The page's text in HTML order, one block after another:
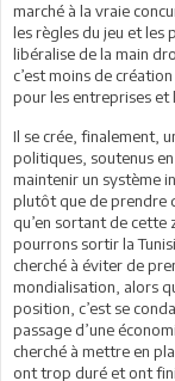
marché à la vraie
les règles du jeu et les
libéralise de la main
c’est moins de
pour les entreprises et
Il se crée, finalement,
politiques, soutenus
maintenir un système
plutôt que de prendre
qu’en sortant de
pourrons sortir la
cherché à éviter de
mondialisation, alors
position, c’est se
passage d’une
cherché à mettre en
ont trop duré et ont